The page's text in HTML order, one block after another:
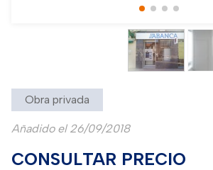
Obra privada
Añadido el 26/09/2018
CONSULTAR PRECIO